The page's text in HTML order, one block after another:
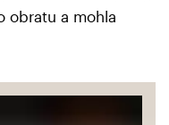
obratu a mohla